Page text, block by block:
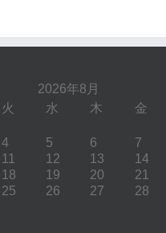
2026年8月
火 水 木 金
4 5 6 7
11 12 13 14
18 19 20 21
25 26 27 28